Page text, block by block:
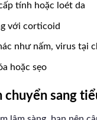
tính hoặc loét da
với corticoid
như nấm, virus tại
hoặc sẹo
chuyển sang